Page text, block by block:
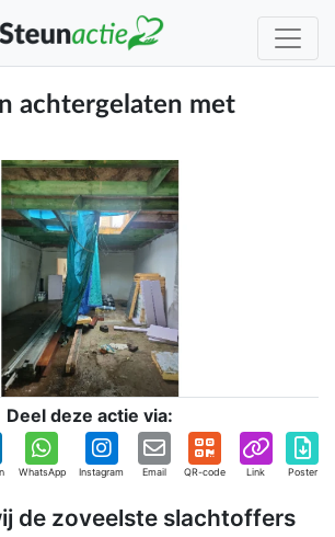
achtergelaten met
Deel deze actie via:
WhatsApp Instagram Email QR-code Link Poster
de zoveelste slachtoffers